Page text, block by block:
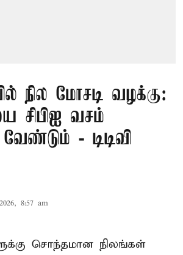
நில மோசடி வழக்கு:
சிபிஐ வசம்
- டிடிவி
8:57 am
சொந்தமான நிலங்கள்